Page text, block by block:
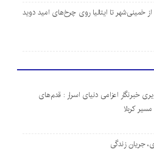
خمینی‌شهر تا ایتالیا روی چرخ‌های امید دوید
خبرنگار اعزامی دنیای اسرار : قدم‌های
کربلا
جریان زندگی